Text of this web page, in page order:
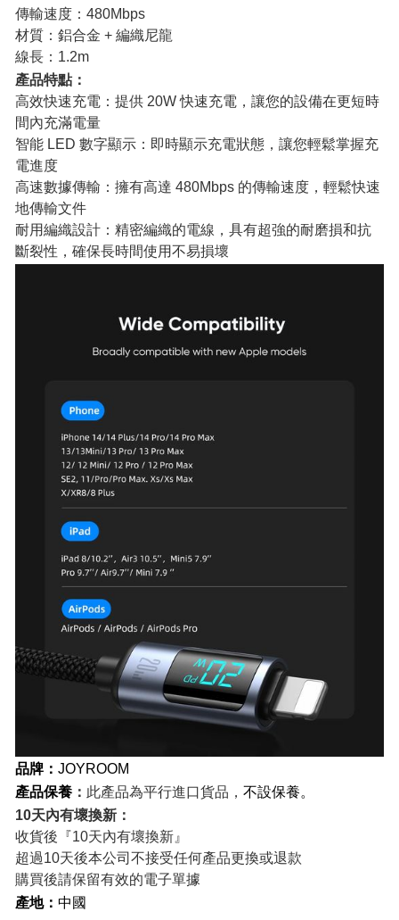
傳輸速度：480Mbps
材質：鋁合金 + 編織尼龍
線長：1.2m
產品特點：
高效快速充電：提供 20W 快速充電，讓您的設備在更短時
間內充滿電量
智能 LED 數字顯示：即時顯示充電狀態，讓您輕鬆掌握充
電進度
高速數據傳輸：擁有高達 480Mbps 的傳輸速度，輕鬆快速
地傳輸文件
耐用編織設計：精密編織的電線，具有超強的耐磨損和抗
斷裂性，確保長時間使用不易損壞
品牌： JOYROOM
產品保養 ： 此產品為平行進口貨品， 不設保養。
10天內有壞換新：
收貨後『10天內有壞換新』
超過10天後本公司不接受任何產品更換或退款
購買後請保留有效的電子單據
產地： 中國